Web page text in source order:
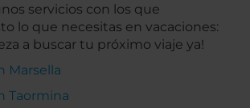
servicios con los que
lo que necesitas en vacaciones:
a buscar tu próximo viaje ya!
Marsella
Taormina